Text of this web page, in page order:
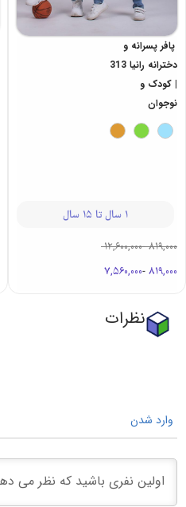
پافر پسرانه و
دخترانه رانیا 313
| کودک و
نوجوان
1 سال تا 15 سال
819,000
-
12,600,000
819,000
-
7,560,000
نظرات
وارد شدن